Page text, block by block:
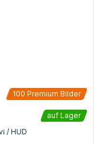
100 Premium Bilder
auf Lager
/ HUD